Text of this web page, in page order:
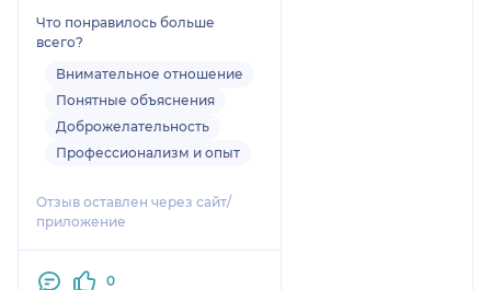
Что понравилось больше
всего?
Внимательное отношение
Понятные объяснения
Доброжелательность
Профессионализм и опыт
Отзыв оставлен через сайт/
приложение
0